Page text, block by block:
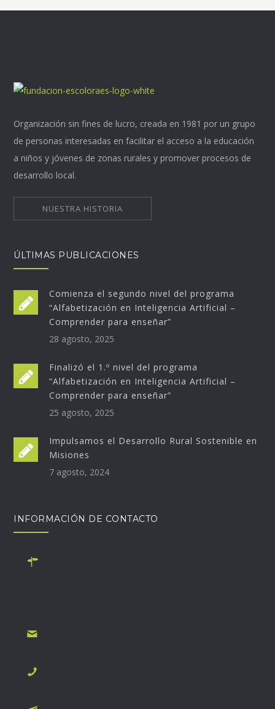
Organización sin fines de lucro, creada en 1981 por un grupo
de personas interesadas en facilitar el acceso a la educación
a niños y jóvenes de zonas rurales y promover procesos de
desarrollo local.
NUESTRA HISTORIA
ÚLTIMAS PUBLICACIONES
Comienza el segundo nivel del programa
“Alfabetización en Inteligencia Artificial –
Comprender para enseñar”
28 agosto, 2025
Finalizó el 1.º nivel del programa
“Alfabetización en Inteligencia Artificial –
Comprender para enseñar”
25 agosto, 2025
Impulsamos el Desarrollo Rural Sostenible en
Misiones
7 agosto, 2024
INFORMACIÓN DE CONTACTO